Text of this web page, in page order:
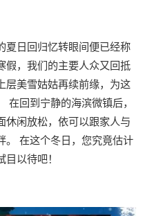
夏日回归忆转眼间便已经称
假，我们的主要人众又回抵
层美雪姑姑再续前缘，为这
在回到宁静的海滨微镇后，
休闲放松，依可以跟家人与
。 在这个冬日，您究竟估计
以待吧！